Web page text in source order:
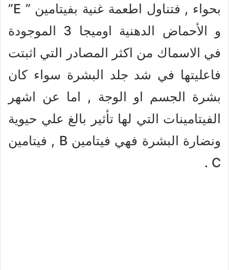
بحواء , فتناول اطعمة غنية بفيتامين ” E”
و الأحماض الدهنية اوميجا 3 الموجودة
في الاسماك من اكثر المصادر التي اثبتت
فاعليتها في شد جلد البشرة سواء كان
بشرة الجسم او الوجة , اما عن اشهر
الفيتامينات التي لها تأثير بالغ علي حيوية
ونضارة البشرة فهي فيتامين B , فيتامين
C .